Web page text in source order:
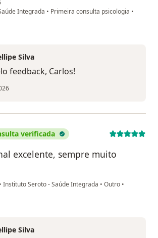
Integrada • Primeira consulta psicologia •
Carlos Alves
Silva
feedback, Carlos!
verificada
excelente, sempre muito
• Instituto Seroto - Saúde Integrada • Outro •
Manu
Silva